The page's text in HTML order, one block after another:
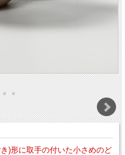
)形に取手の付いた小さめのど